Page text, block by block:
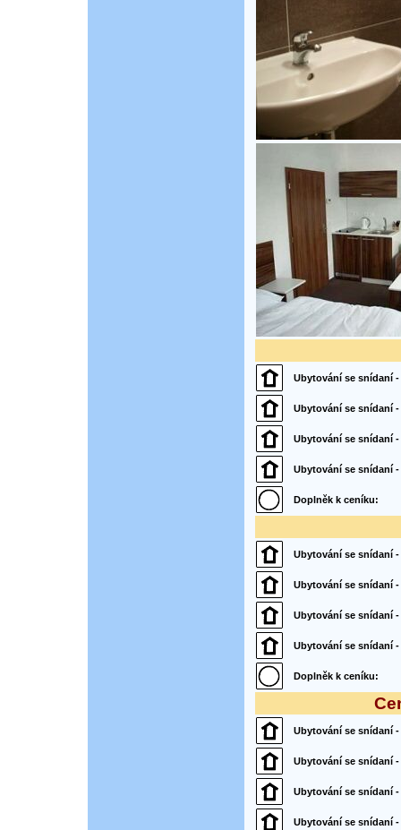
Ubytování se snídaní -
Ubytování se snídaní
Ubytování se snídaní
Ubytování se snídaní
Doplněk k ceníku:
Ubytování se snídaní -
Ubytování se snídaní
Ubytování se snídaní
Ubytování se snídaní
Doplněk k ceníku:
Ubytování se snídaní -
Ubytování se snídaní
Ubytování se snídaní
Ubytování se snídaní